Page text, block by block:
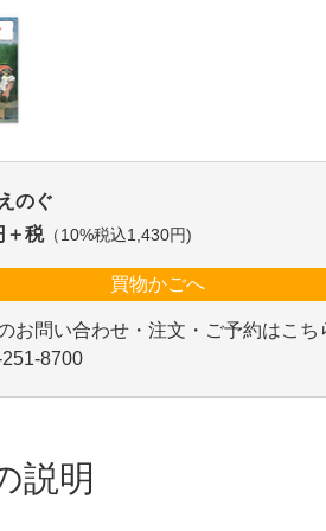
のぐ
＋税（10%税込1,430円)
買物かごへ
お問い合わせ・注文・ご予約はこち
8700
説明